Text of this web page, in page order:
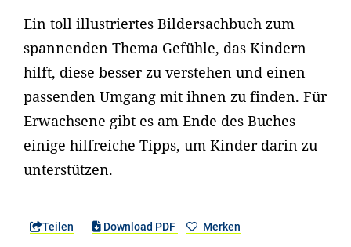
Ein toll illustriertes Bildersachbuch zum
spannenden Thema Gefühle, das Kindern
hilft, diese besser zu verstehen und einen
passenden Umgang mit ihnen zu finden. Für
Erwachsene gibt es am Ende des Buches
einige hilfreiche Tipps, um Kinder darin zu
unterstützen.
Teilen Download PDF Merken